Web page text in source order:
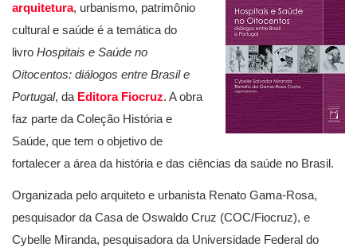
arquitetura, urbanismo, patrimônio
cultural e saúde é a temática do
livro Hospitais e Saúde no
Oitocentos: diálogos entre Brasil e
Portugal, da Editora Fiocruz. A obra
faz parte da Coleção História e
Saúde, que tem o objetivo de
fortalecer a área da história e das ciências da saúde no Brasil.
Organizada pelo arquiteto e urbanista Renato Gama-Rosa,
pesquisador da Casa de Oswaldo Cruz (COC/Fiocruz), e
Cybelle Miranda, pesquisadora da Universidade Federal do